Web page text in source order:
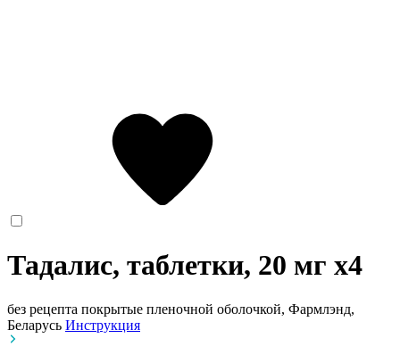
Тадалис, таблетки, 20 мг x4
без рецепта покрытые пленочной оболочкой, Фармлэнд,
Беларусь Инструкция